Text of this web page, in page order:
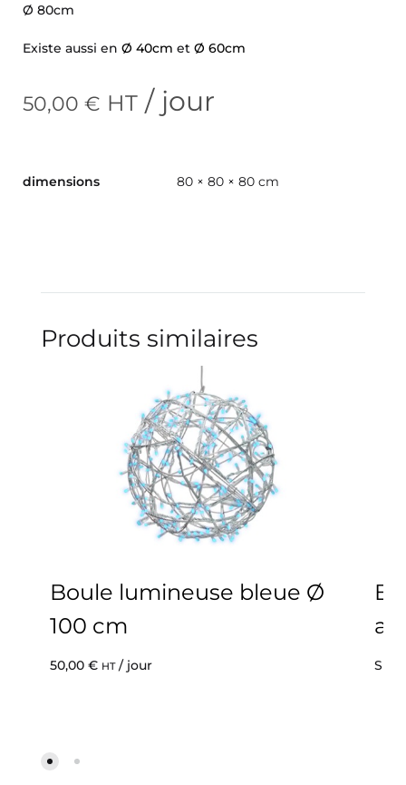
Ø 80cm
Existe aussi en Ø 40cm et Ø 60cm
50,00 € HT / jour
dimensions 80 × 80 × 80 cm
Produits similaires
Boule lumineuse bleue Ø
100 cm
50,00 € HT/ jour Sur